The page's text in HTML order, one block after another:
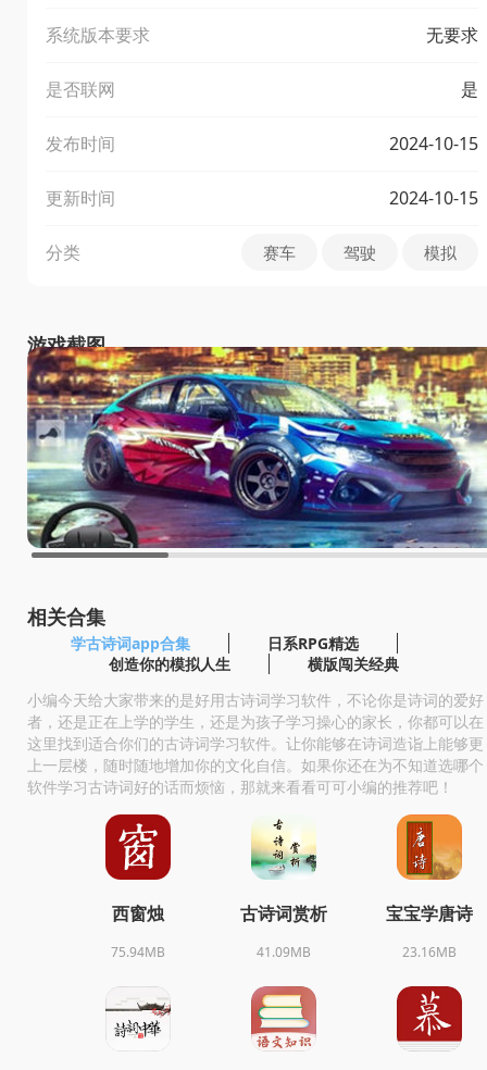
系统版本要求 无要求
是否联网 是
发布时间 2024-10-15
更新时间 2024-10-15
分类 赛车 驾驶 模拟
游戏截图
相关合集
学古诗词app合集
日系RPG精选
创造你的模拟人生
横版闯关经典
小编今天给大家带来的是好用古诗词学习软件，不论你是诗词的爱好
者，还是正在上学的学生，还是为孩子学习操心的家长，你都可以在
这里找到适合你们的古诗词学习软件。让你能够在诗词造诣上能够更
上一层楼，随时随地增加你的文化自信。如果你还在为不知道选哪个
软件学习古诗词好的话而烦恼，那就来看看可可小编的推荐吧！
西窗烛
75.94MB
古诗词赏析
41.09MB
宝宝学唐诗
23.16MB